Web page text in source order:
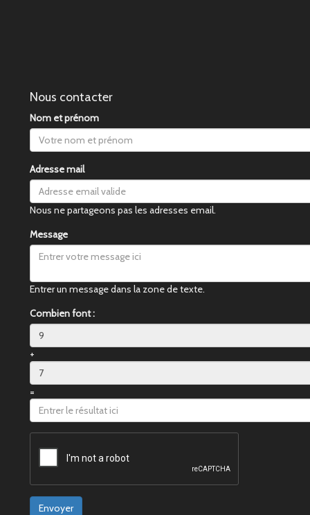
Nous contacter
Nom et prénom
Adresse mail
Nous ne partageons pas les adresses email.
Message
Entrer un message dans la zone de texte.
Combien font :
+
=
Envoyer